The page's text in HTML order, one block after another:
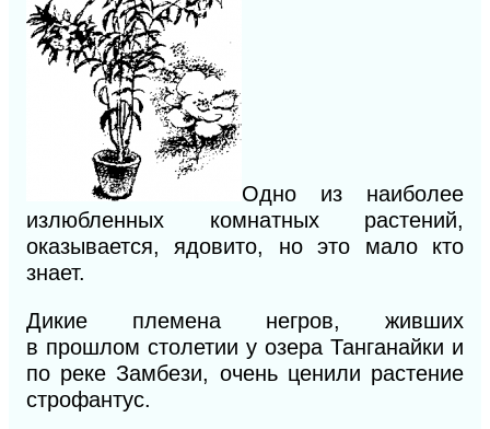
Одно из наиболее
излюбленных комнатных растений,
оказывается, ядовито, но это мало кто
знает.
Дикие племена негров, живших
в прошлом столетии у озера Танганайки и
по реке Замбези, очень ценили растение
строфантус.